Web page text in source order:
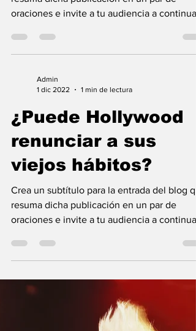
El mayor despliegue
de EE.UU desde
Vietnam
Crea un subtítulo para la entrada del blog
oraciones e invite a tu audiencia a
1 dic 2022
1 min de lectura
¿Puede Hollywood
renunciar a sus
viejos hábitos?
Crea un subtítulo para la entrada del blog
resuma dicha publicación en un par de
oraciones e invite a tu audiencia a